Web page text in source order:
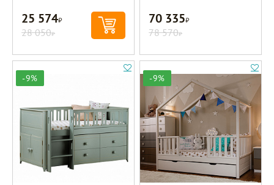
25 574Р
28 050Р
70 335Р
78 570Р
-9% -9%